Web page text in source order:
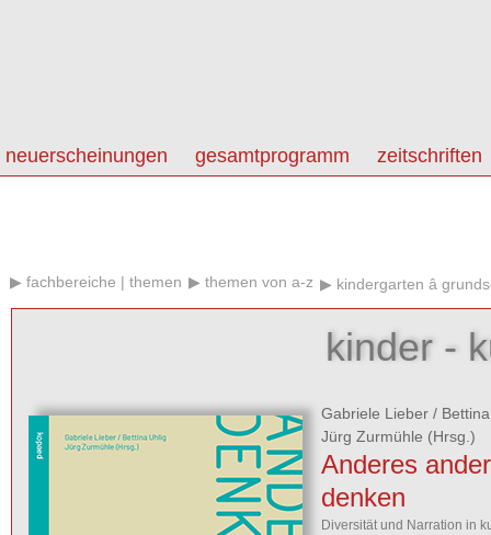
neuerscheinungen gesamtprogramm zeitschriften
fachbereiche | themen themen von a-z kindergarten â
kinder -
Gabriele Lieber/
Jürg Zurmühle (Hrsg.)
Anderes
denken
Diversität und Narration in